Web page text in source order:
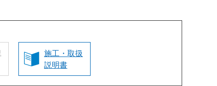
施工・取扱
説明書